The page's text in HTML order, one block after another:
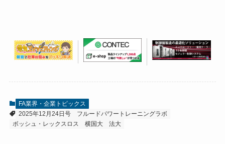
FA業界・企業トピックス
2025年12月24日号
フルードパワートレーニングラボ
ボッシュ・レックスロス
横国大 法大